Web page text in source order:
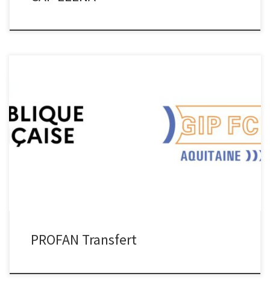
PROFAN PROFAN Le projet, conçu et piloté par la Mission Monteil
(mission interministérielle sur le numérique éducatif), vise à la
constitution d’un vivier de formateurs d’enseignants des lycées
professionnels. Ils sont susceptibles d’assurer la démultiplication
de la formation aux nouvelles pratiques du numérique éducatif sur
PROFAN Transfert